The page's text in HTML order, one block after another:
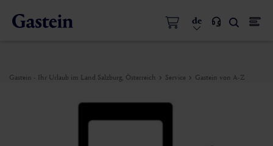
de
Gastein - Ihr Urlaub im Land Salzburg, Österreich Service Gastein von A-Z